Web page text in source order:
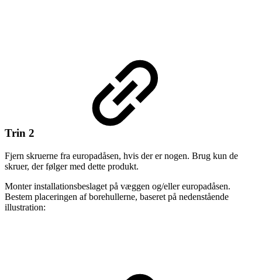
Trin 2
Fjern skruerne fra europadåsen, hvis der er nogen. Brug kun de
skruer, der følger med dette produkt.
Monter installationsbeslaget på væggen og/eller europadåsen.
Bestem placeringen af borehullerne, baseret på nedenstående
illustration: